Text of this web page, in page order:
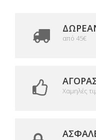
από 45€
Χαμηλές